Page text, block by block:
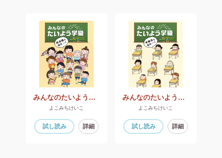
みんなのたいよう学級 係活動でGO～！
よこみちけいこ
試し読み 詳細
みんなのたいよう学級 学級会でGO～！
よこみちけいこ
試し読み 詳細